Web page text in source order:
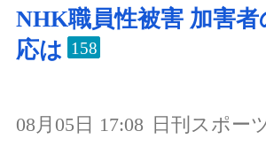
NHK職員性被害 加害者
応は 158
08月05日 17:08 日刊スポー